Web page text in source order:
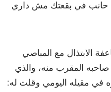
حانب في بقعتك مش داري
الابتذال مع المباصي
صاحبه المقرب منه، والذي
في مقيله اليومي وقلت له: